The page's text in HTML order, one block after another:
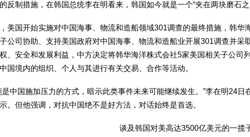
反制措施，在韩国总统李在明看来，韩国如今就是一个“夹在两块磨石之
美国开始实施对中国海事、物流和造船领域301调查的最终措施，韩华
公司协助、支持美国政府对中国海事、物流和造船业开展301调查并采
、安全和发展利益，中方决定将韩华海洋株式会社5家美国相关子公司
国境内的组织、个人与其进行有关交易、合作等活动。
是中国施加压力的方式，暗示此类事件未来可能继续发生。”李在明24日
。但他强调，对抗中国绝不是好方法，对话始终是首选。
谈及韩国对美高达3500亿美元的一揽